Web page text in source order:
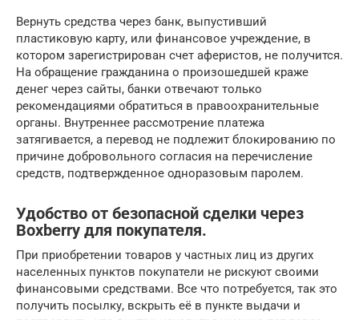
Вернуть средства через банк, выпустивший
пластиковую карту, или финансовое учреждение, в
котором зарегистрирован счет аферистов, не получится.
На обращение гражданина о произошедшей краже
денег через сайты, банки отвечают только
рекомендациями обратиться в правоохранительные
органы. Внутреннее рассмотрение платежа
затягивается, а перевод не подлежит блокированию по
причине добровольного согласия на перечисление
средств, подтвержденное одноразовым паролем.
Удобство от безопасной сделки через
Boxberry для покупателя.
При приобретении товаров у частных лиц из других
населенных пунктов покупатели не рискуют своими
финансовыми средствами. Все что потребуется, так это
получить посылку, вскрыть её в пункте выдачи и